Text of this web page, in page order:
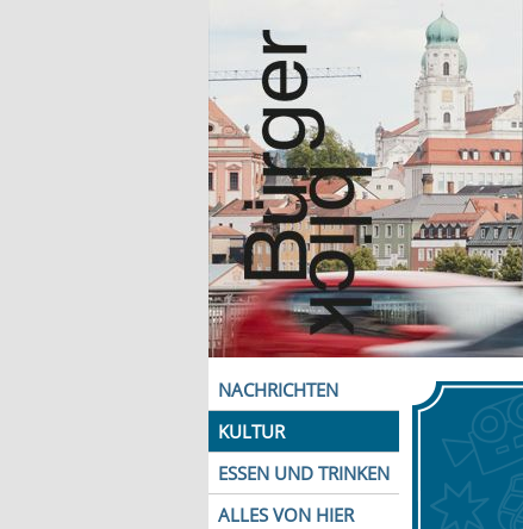
NACHRICHTEN
KULTUR
ESSEN UND TRINKEN
ALLES VON HIER